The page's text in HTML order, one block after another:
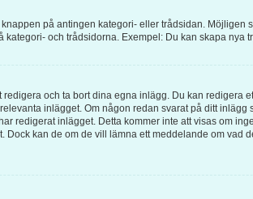
på antingen kategori- eller trådsidan.
och trådsidorna. Exempel: Du kan skapa
och ta bort dina egna inlägg. Du kan redigera
inlägget. Om någon redan svarat på ditt
redigerat inlägget. Detta kommer inte att visas om
kan de om de vill lämna ett meddelande om vad